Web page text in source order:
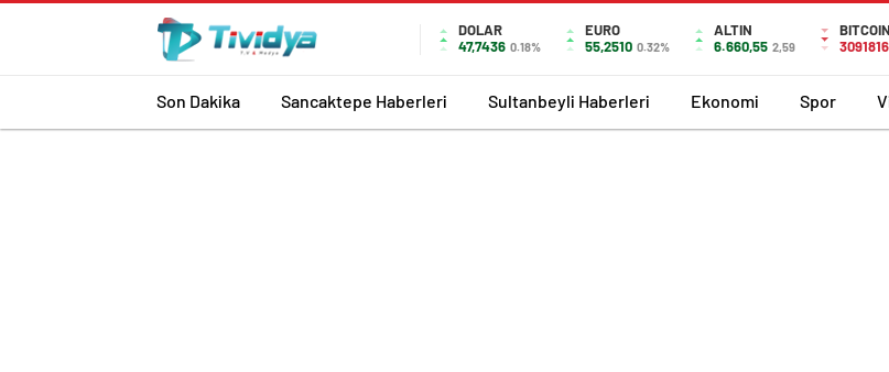
evden
DOLAR
47,7436 0.18%
EURO
55,2510 0.32%
ALTIN
6.660,55 2,59
BITCOIN
3091816
Son Dakika Sancaktepe Haberleri Sultanbeyli Haberleri Ekonomi Spor